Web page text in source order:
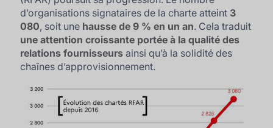
d’organisations signataires de la charte atteint 3
080, soit une hausse de 9 % en un an. Cela traduit
une attention croissante portée à la qualité des
relations fournisseurs ainsi qu’à la solidité des
chaînes d’approvisionnement.